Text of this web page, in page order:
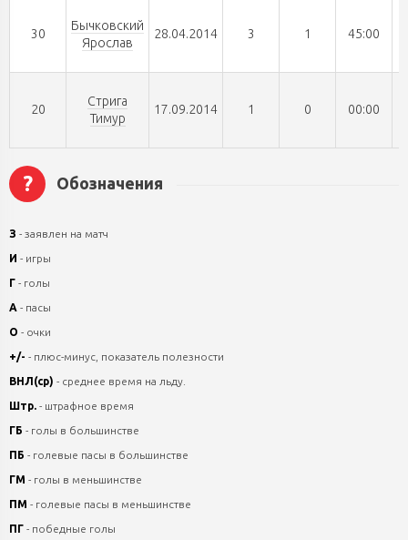
30
Бычковский
Ярослав
28.04.2014 3 1 45:00
20
Стрига
Тимур
17.09.2014 1 0 00:00
? Обозначения
З - заявлен на матч
И - игры
Г - голы
А - пасы
О - очки
+/- - плюс-минус, показатель полезности
ВНЛ(ср) - среднее время на льду.
Штр. - штрафное время
ГБ - голы в большинстве
ПБ - голевые пасы в большинстве
ГМ - голы в меньшинстве
ПМ - голевые пасы в меньшинстве
ПГ - победные голы